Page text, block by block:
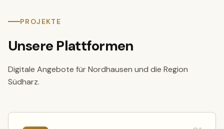
PROJEKTE
Unsere Plattformen
Digitale Angebote für Nordhausen und die Region
Südharz.